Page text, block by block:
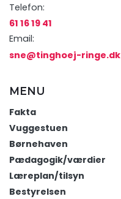
Telefon:
61 16 19 41
Email:
sne@tinghoej-ringe.dk
MENU
Fakta
Vuggestuen
Børnehaven
Pædagogik/værdier
Læreplan/tilsyn
Bestyrelsen